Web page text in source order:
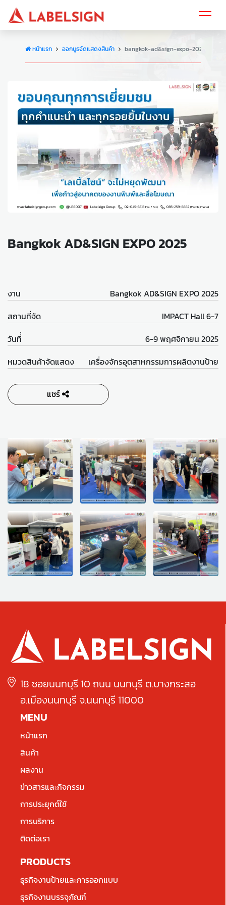
หน้าแรก ออกบูธจัดแสดงสินค้า bangkok-ad&sign-expo-2025-1
Bangkok AD&SIGN EXPO 2025
งาน
Bangkok AD&SIGN EXPO 2025
สถานที่จัด
IMPACT Hall 6-7
วันที่่
6-9 พฤศจิกายน 2025
หมวดสินค้าจัดแสดง
เครื่องจักรอุตสาหกรรมการผลิตงานป้าย
แชร์
18 ซอยนนทบุรี 10 ถนน นนทบุรี ต.บางกระสอ
อ.เมืองนนทบุรี จ.นนทบุรี 11000
MENU
หน้าแรก
สินค้า
ผลงาน
ข่าวสารและกิจกรรม
การประยุกต์ใช้
การบริการ
ติดต่อเรา
PRODUCTS
ธุรกิจงานป้ายและการออกแบบ
ธุรกิจงานบรรจุภัณฑ์